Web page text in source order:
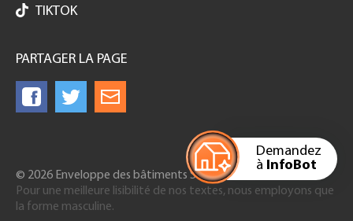
Demandez
à InfoBot
TIKTOK
PARTAGER LA PAGE
© 2026 Enveloppe des bâtiments Suisse
Pour une meilleure lisibilité de nos textes, nous employons que
la forme masculine.